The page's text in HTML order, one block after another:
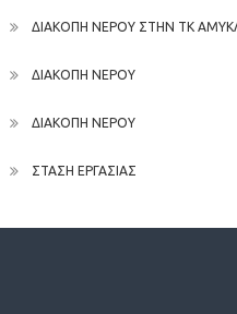
ΔΙΑΚΟΠΗ ΝΕΡΟΥ ΣΤΗΝ ΤΚ
ΔΙΑΚΟΠΗ ΝΕΡΟΥ
ΔΙΑΚΟΠΗ ΝΕΡΟΥ
ΣΤΑΣΗ ΕΡΓΑΣΙΑΣ